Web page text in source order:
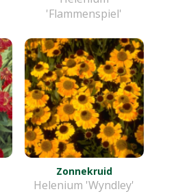
'Flammenspiel'
Zonnekruid
Helenium 'Wyndley'